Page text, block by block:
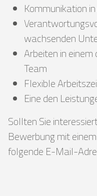
Kommunikation
wachsenden
Arbeiten in
Team
Flexible
Eine den
Sollten Sie
Bewerbung mit
folgende E-Mail-